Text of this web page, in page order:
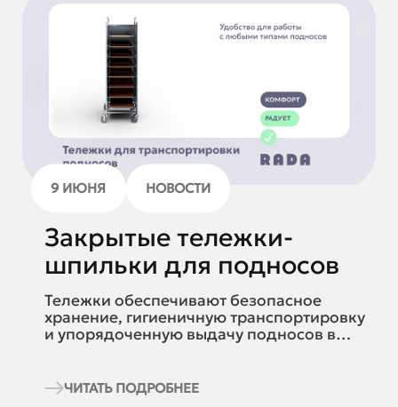
9 ИЮНЯ НОВОСТИ
Закрытые тележки-
шпильки для подносов
Тележки обеспечивают безопасное
хранение, гигиеничную транспортировку
и упорядоченную выдачу подносов в
ЧИТАТЬ ПОДРОБНЕЕ